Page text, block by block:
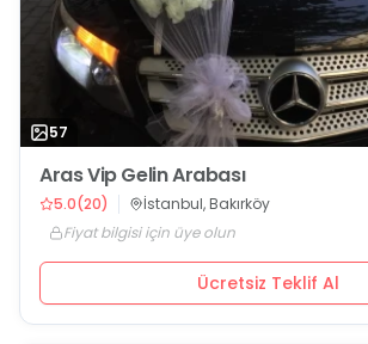
57
Aras Vip Gelin Arabası
5.0(20)
İstanbul, Bakırköy
Fiyat bilgisi için üye olun
Ücretsiz Teklif Al